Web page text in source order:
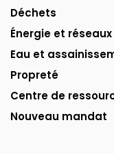
Déchets
Énergie et
Eau et
Propreté
Centre de
Nouveau mandat